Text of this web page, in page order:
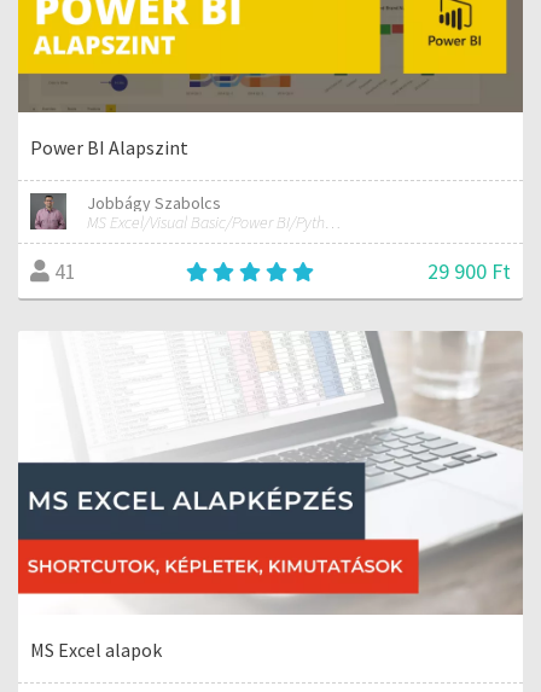
Power BI Alapszint
Jobbágy Szabolcs
MS Excel/Visual Basic/Power BI/Python adatelemzési szakértő
41 29 900 Ft
MS Excel alapok